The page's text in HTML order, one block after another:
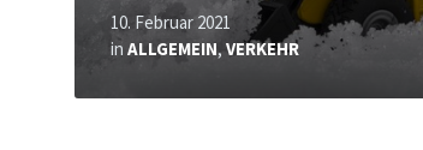
10. Februar 2021
in ALLGEMEIN, VERKEHR